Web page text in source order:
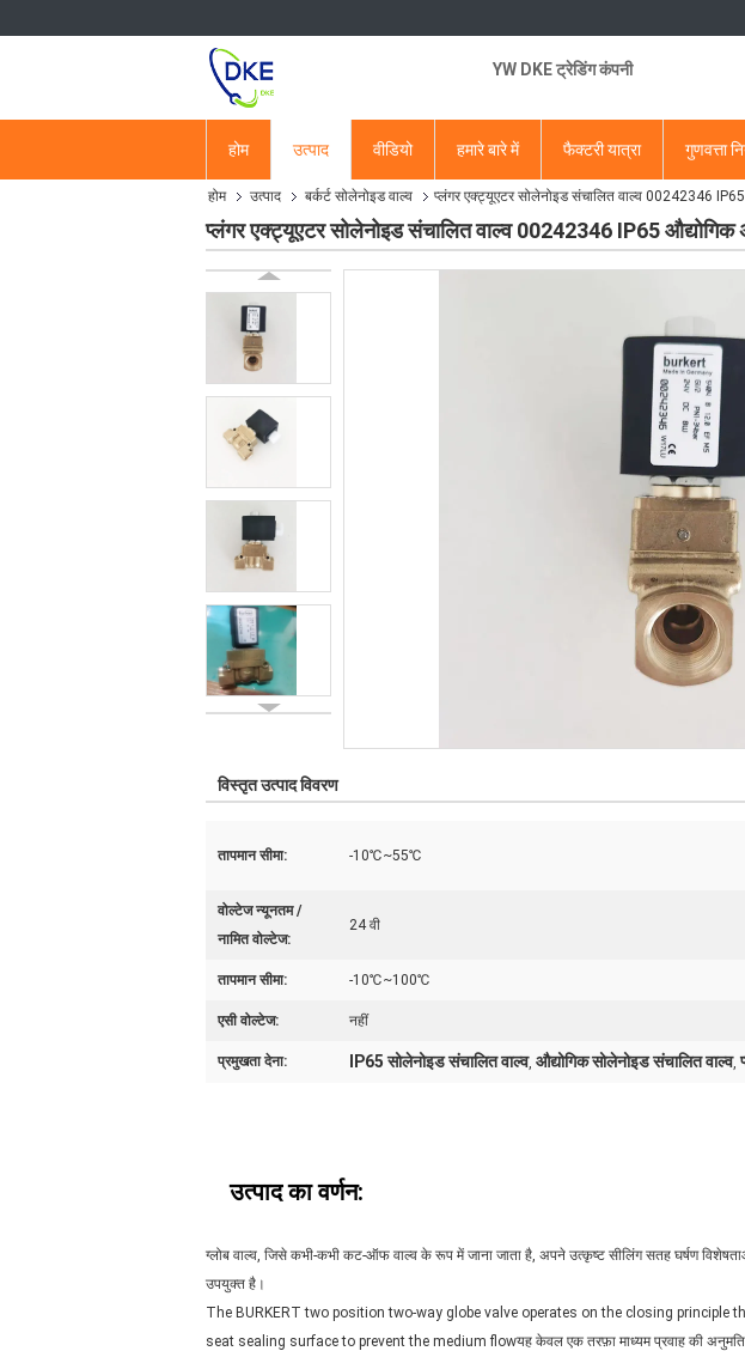
YW DKE ट्रेडिंग कंपनी
होम उत्पाद वीडियो हमारे बारे में फैक्टरी यात्रा गुणवत्ता
होम उत्पाद बर्कर्ट सोलेनोइड वाल्व प्लंगर एक्ट्यूएटर सोलेनोइड संचालित वाल्व 00242346
प्लंगर एक्ट्यूएटर सोलेनोइड संचालित वाल्व 00242346 IP65 औद्योगिक
विस्तृत उत्पाद विवरण
तापमान सीमा: -10℃~55℃
वोल्टेज न्यूनतम /
नामित वोल्टेज:
24 वी
तापमान सीमा: -10℃~100℃
एसी वोल्टेज: नहीं
प्रमुखता देना: IP65 सोलेनोइड संचालित वाल्व, औद्योगिक सोलेनोइड संचालित वाल्व,
उत्पाद का वर्णन:
ग्लोब वाल्व, जिसे कभी-कभी कट-ऑफ वाल्व के रूप में जाना जाता है, अपने उत्कृष्ट सीलिंग सतह घर्षण
उपयुक्त है।
The BURKERT two position two-way globe valve operates on the closing
seat sealing surface to prevent the medium flowयह केवल एक तरफ़ा माध्यम प्रवाह की अनुमति